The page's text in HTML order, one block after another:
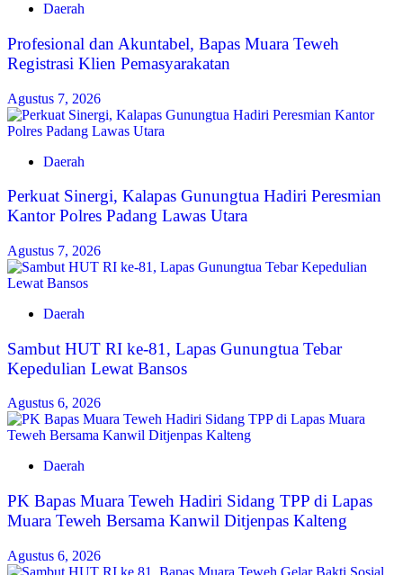
Daerah
‎Profesional dan Akuntabel, Bapas Muara Teweh
Registrasi Klien Pemasyarakatan
Agustus 7, 2026
Daerah
Perkuat Sinergi, Kalapas Gunungtua Hadiri Peresmian
Kantor Polres Padang Lawas Utara
Agustus 7, 2026
Daerah
Sambut HUT RI ke-81, Lapas Gunungtua Tebar
Kepedulian Lewat Bansos
Agustus 6, 2026
Daerah
‎PK Bapas Muara Teweh Hadiri Sidang TPP di Lapas
Muara Teweh Bersama Kanwil Ditjenpas Kalteng
Agustus 6, 2026